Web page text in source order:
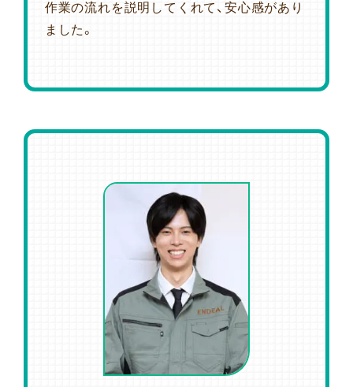
作業の流れを説明してくれて、安心感があり
ました。